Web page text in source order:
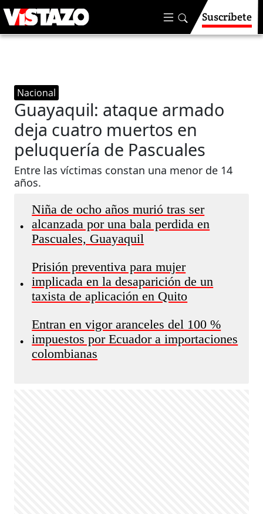
Suscríbete
Nacional
Guayaquil: ataque armado
deja cuatro muertos en
peluquería de Pascuales
Entre las víctimas constan una menor de 14
años.
•
Niña de ocho años murió tras ser
alcanzada por una bala perdida en
Pascuales, Guayaquil
•
Prisión preventiva para mujer
implicada en la desaparición de un
taxista de aplicación en Quito
•
Entran en vigor aranceles del 100 %
impuestos por Ecuador a importaciones
colombianas